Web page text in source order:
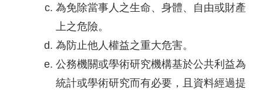
為免除當事人之生命、身體、自由或財產
上之危險。
為防止他人權益之重大危害。
公務機關或學術研究機構基於公共利益為
統計或學術研究而有必要，且資料經過提